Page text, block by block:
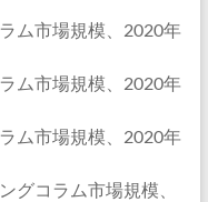
市場規模、2020年
市場規模、2020年
市場規模、2020年
コラム市場規模、